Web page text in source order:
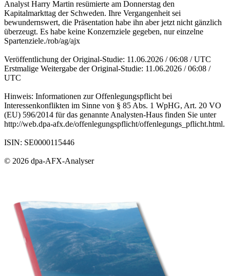
Analyst Harry Martin resümierte am Donnerstag den
Kapitalmarkttag der Schweden. Ihre Vergangenheit sei
bewundernswert, die Präsentation habe ihn aber jetzt nicht gänzlich
überzeugt. Es habe keine Konzernziele gegeben, nur einzelne
Spartenziele./rob/ag/ajx
Veröffentlichung der Original-Studie: 11.06.2026 / 06:08 / UTC
Erstmalige Weitergabe der Original-Studie: 11.06.2026 / 06:08 /
UTC
Hinweis: Informationen zur Offenlegungspflicht bei
Interessenkonflikten im Sinne von § 85 Abs. 1 WpHG, Art. 20 VO
(EU) 596/2014 für das genannte Analysten-Haus finden Sie unter
http://web.dpa-afx.de/offenlegungspflicht/offenlegungs_pflicht.html.
ISIN: SE0000115446
© 2026 dpa-AFX-Analyser